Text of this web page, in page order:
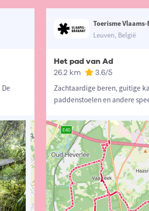
Toerisme
Leuven, België
Het pad van Ad
26.2 km 3.6/5
Zachtaardige beren, guitige
paddenstoelen en andere